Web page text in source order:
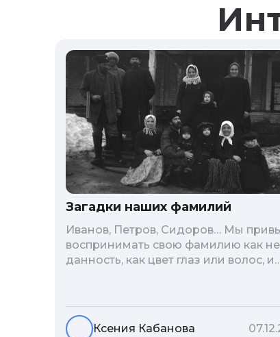
Загадки наших фамилий
Иванов, Петров, Сидоров… Мы
воспринимать свою фамилию как
данность, как цвет глаз или волос, и
неблагозвучной или, наоборот,
«дворянской» фамилией, и какие
Ксения Кабанова